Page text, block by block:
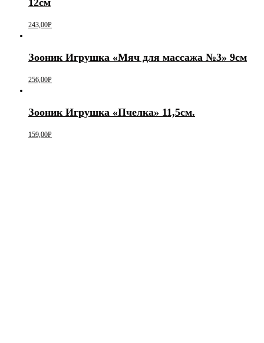
243,00Р
Зооник Игрушка «Мяч для массажа №3» 9см
256,00Р
Зооник Игрушка «Пчелка» 11,5см.
159,00Р